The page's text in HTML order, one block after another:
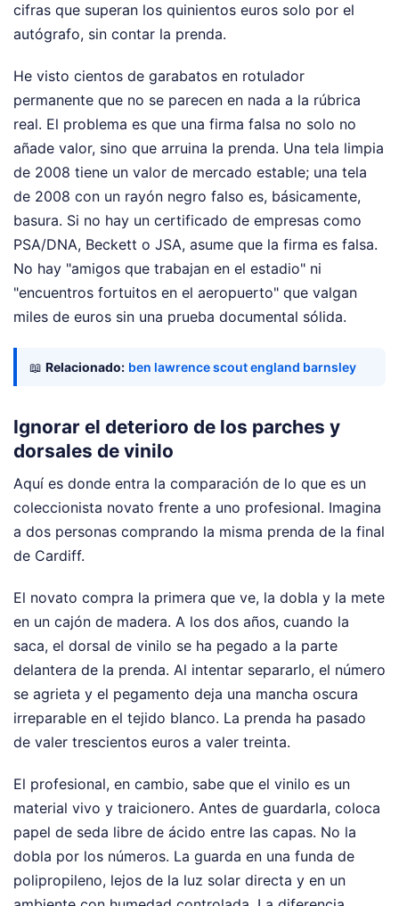
cifras que superan los quinientos euros solo por el
autógrafo, sin contar la prenda.
He visto cientos de garabatos en rotulador
permanente que no se parecen en nada a la rúbrica
real. El problema es que una firma falsa no solo no
añade valor, sino que arruina la prenda. Una tela limpia
de 2008 tiene un valor de mercado estable; una tela
de 2008 con un rayón negro falso es, básicamente,
basura. Si no hay un certificado de empresas como
PSA/DNA, Beckett o JSA, asume que la firma es falsa.
No hay "amigos que trabajan en el estadio" ni
"encuentros fortuitos en el aeropuerto" que valgan
miles de euros sin una prueba documental sólida.
📖 Relacionado: ben lawrence scout england barnsley
Ignorar el deterioro de los parches y
dorsales de vinilo
Aquí es donde entra la comparación de lo que es un
coleccionista novato frente a uno profesional. Imagina
a dos personas comprando la misma prenda de la final
de Cardiff.
El novato compra la primera que ve, la dobla y la mete
en un cajón de madera. A los dos años, cuando la
saca, el dorsal de vinilo se ha pegado a la parte
delantera de la prenda. Al intentar separarlo, el número
se agrieta y el pegamento deja una mancha oscura
irreparable en el tejido blanco. La prenda ha pasado
de valer trescientos euros a valer treinta.
El profesional, en cambio, sabe que el vinilo es un
material vivo y traicionero. Antes de guardarla, coloca
papel de seda libre de ácido entre las capas. No la
dobla por los números. La guarda en una funda de
polipropileno, lejos de la luz solar directa y en un